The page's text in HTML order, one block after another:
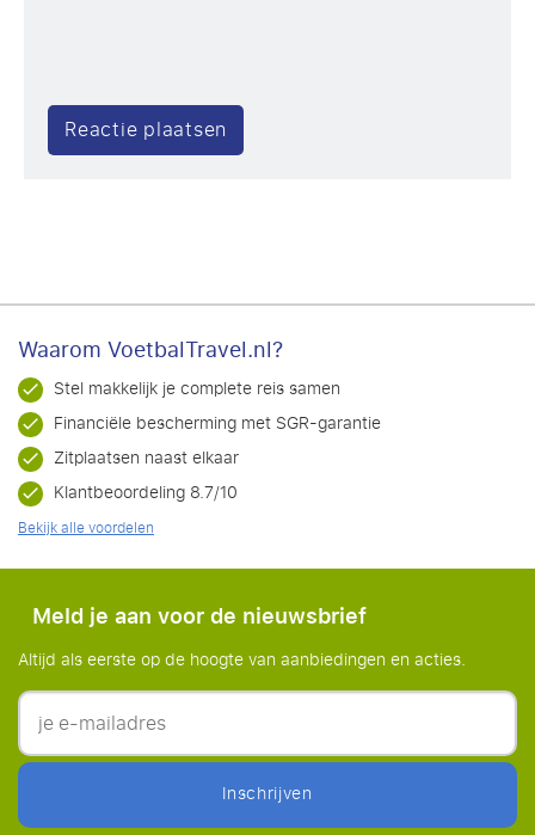
Waarom VoetbalTravel.nl?
Stel makkelijk je complete reis samen
Financiële bescherming met SGR-garantie
Zitplaatsen naast elkaar
Klantbeoordeling 8.7/10
Bekijk alle voordelen
Meld je aan voor de nieuwsbrief
Altijd als eerste op de hoogte van aanbiedingen en acties.
inschrijven